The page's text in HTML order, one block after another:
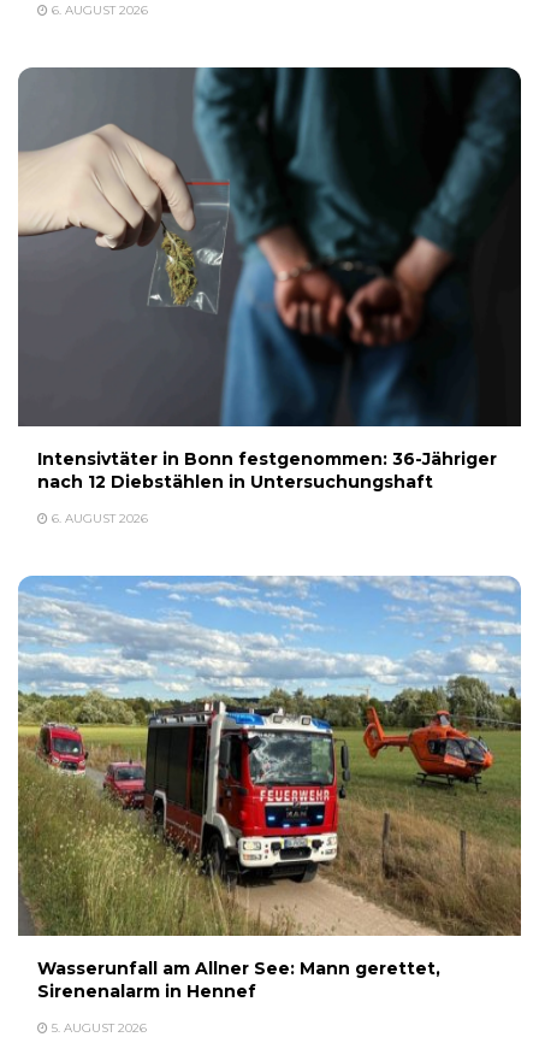
6. AUGUST 2026
Intensivtäter in Bonn festgenommen: 36-Jähriger
nach 12 Diebstählen in Untersuchungshaft
6. AUGUST 2026
Wasserunfall am Allner See: Mann gerettet,
Sirenenalarm in Hennef
5. AUGUST 2026